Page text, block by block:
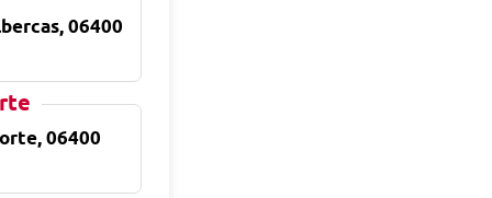
06400
06400